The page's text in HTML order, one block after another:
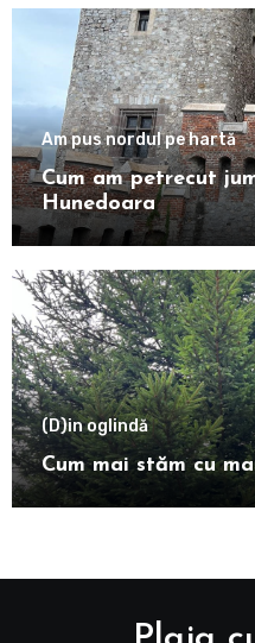
Am pus nordul pe hartă
Cum am petrecut
Hunedoara
(D)in oglindă
Cum mai stăm cu